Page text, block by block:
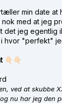
min date at
med at jeg
det jeg egentlig
"perfekt"
👇🏻👇🏻
ved at skubbe
nu har jeg den